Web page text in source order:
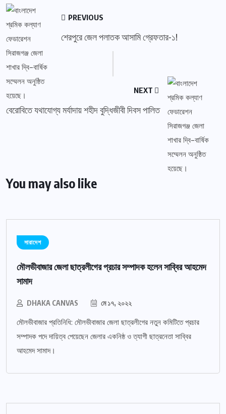
PREVIOUS
শেরপুরে জেল পলাতক আসামি গ্রেফতার-১!
NEXT
বেরোবিতে যথাযোগ্য মর্যাদায় শহীদ বুদ্ধিজীবী দিবস পালিত
You may also like
সারাদেশ
মৌলভীবাজার জেলা ছাত্রলীগের প্রচার সম্পাদক হলেন সাব্বির আহমেদ
সামাদ
DHAKA CANVAS মে ১৭, ২০২২
মৌলভীবাজার প্রতিনিধি: মৌলভীবাজার জেলা ছাত্রলীগের নতুন কমিটিতে প্রচার
সম্পাদক পদে দায়িত্ব পেয়েছেন জেলার একনিষ্ঠ ও ত্যাগী ছাত্রনেতা সাব্বির
আহমেদ সামাদ।